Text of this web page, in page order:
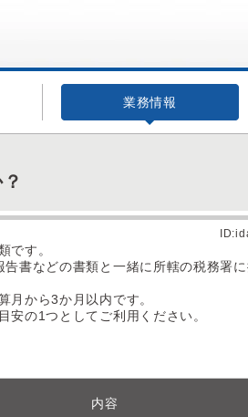
業務情報
です。
書などの書類と一緒に所轄の税務署
から3か月以内です。
の1つとしてご利用ください。
内容